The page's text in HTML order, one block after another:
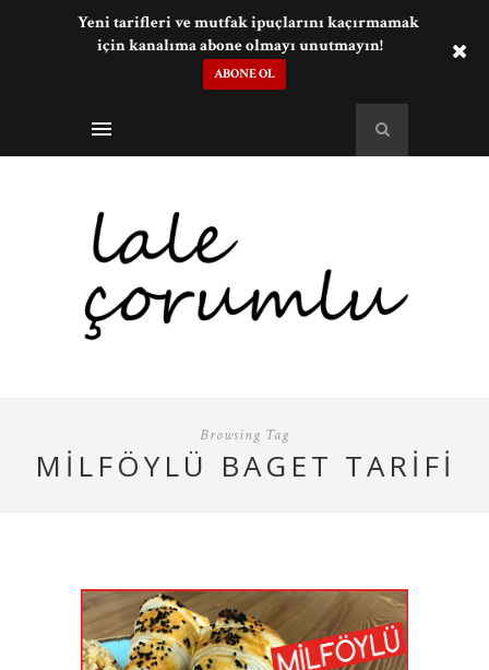
Browsing Tag
MILFÖYLÜ BAGET TARIFI
Yeni tarifleri ve mutfak ipuçlarını kaçırmamak
için kanalıma abone olmayı unutmayın!
ABONE OL